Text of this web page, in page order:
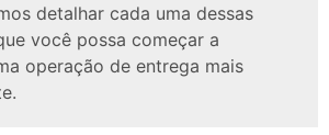
detalhar cada uma dessas
você possa começar a
operação de entrega mais